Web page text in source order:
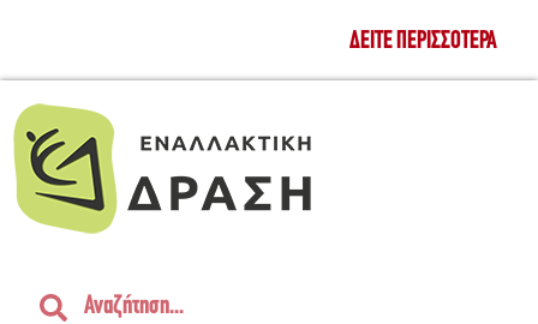
ΔΕΊΤΕ ΠΕΡΙΣΣΌΤΕΡΑ